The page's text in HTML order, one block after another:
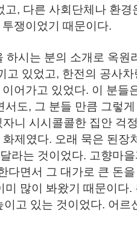
, 다른 사회단체나 환
쟁이었기 때문이다.
시는 분의 소개로 옥원
고 있었고, 한전의 공사
어가고 있었다. 이 분들
도, 그 분들 만큼 그렇
니 시시콜콜한 집안 걱
제였다. 오래 묵은 된장
라는 것이었다. 고향마
면서 그 대가로 큰 돈
많이 봐왔기 때문이다
고 있는 것이었다. 어